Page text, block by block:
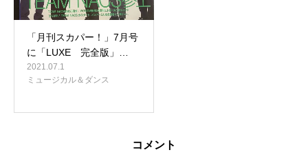
「月刊スカパー！」7月号
に「LUXE 完全版」…
2021.07.1
ミュージカル＆ダンス
コメント